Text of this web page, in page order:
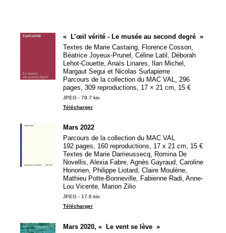
« L’œil vérité - Le musée au second degré »
Textes de Marie Castaing, Florence Cosson,
Béatrice Joyeux-Prunel, Céline Latil, Déborah
Lehot-Couette, Anaïs Linares, Ilan Michel,
Margaut Segui et Nicolas Surlapierre
Parcours de la collection du MAC VAL
, 296
pages, 309 reproductions, 17 × 21 cm, 15 €
JPEG - 79.7 kio
Télécharger
Mars 2022
Parcours de la collection du MAC VAL
192 pages, 160 reproductions, 17 x 21 cm, 15 €
Textes de Marie Darrieussecq, Romina De
Novellis, Alexia Fabre, Agnès Gayraud, Caroline
Honorien, Philippe Liotard, Claire Moulène,
Mathieu Potte-Bonneville, Fabienne Radi, Anne-
Lou Vicente, Marion Zilio
JPEG - 17.6 kio
Télécharger
Mars 2020, « Le vent se lève »